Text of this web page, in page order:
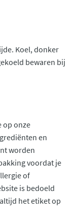
Koel, donker
bewaren bij
op onze
en
worden
voordat je
of
is bedoeld
het etiket op